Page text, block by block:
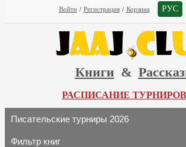
Войти / Регистрация / Корзина РУС
Книги &
РАСПИСАНИЕ ТУРНИРОВ
Писательские турниры 2026
Фильтр книг